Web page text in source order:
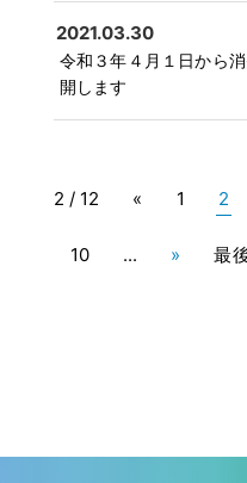
令和３年４月１日から
開します
2021.03.30
2 / 12 « 1 2
10 ... » 最